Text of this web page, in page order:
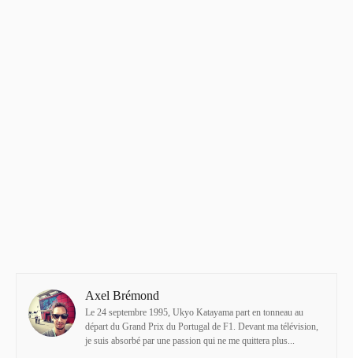
Axel Brémond
Le 24 septembre 1995, Ukyo Katayama part en tonneau au
départ du Grand Prix du Portugal de F1. Devant ma télévision,
je suis absorbé par une passion qui ne me quittera plus...